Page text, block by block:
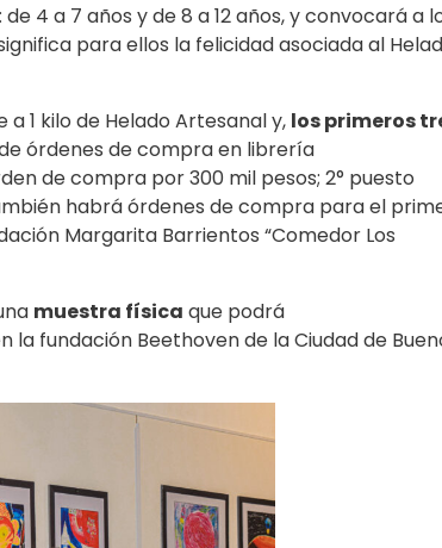
4 a 7 años y de 8 a 12 años, y convocará a
para ellos la felicidad asociada al
1 kilo de Helado Artesanal y, los primeros
órdenes de compra en librería
de compra por 300 mil pesos; 2° puesto
habrá órdenes de compra para el
Margarita Barrientos “Comedor Los
muestra física que podrá
fundación Beethoven de la Ciudad de